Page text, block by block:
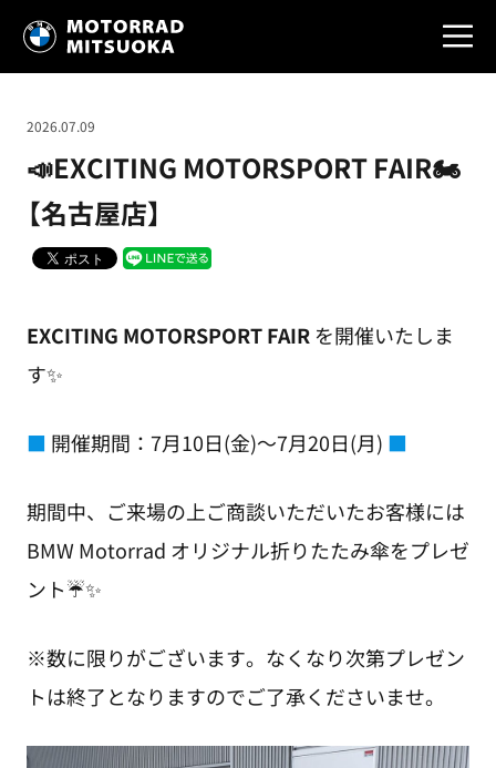
📣EXCITING MOTORSPORT FAIR🏍
【名古屋店】
2026.07.09
EXCITING MOTORSPORT FAIR を開催いたしま
す✨
■ 開催期間：7月10日(金)～7月20日(月) ■
期間中、ご来場の上ご商談いただいたお客様には
BMW Motorrad オリジナル折りたたみ傘をプレゼ
ント☔✨
※数に限りがございます。なくなり次第プレゼン
トは終了となりますのでご了承くださいませ。